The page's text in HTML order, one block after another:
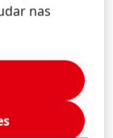
nas